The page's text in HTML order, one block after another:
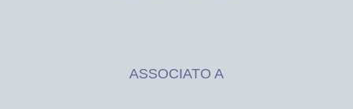
ASSOCIATO A